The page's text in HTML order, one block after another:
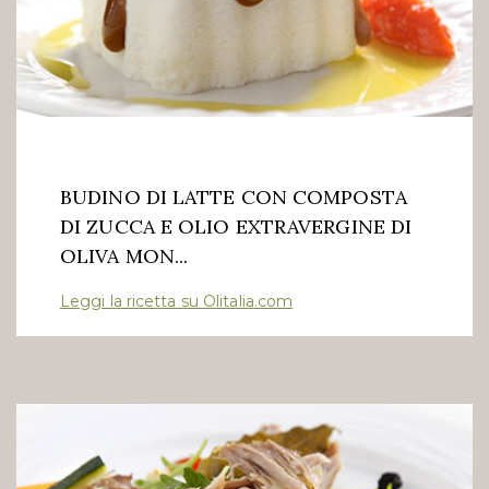
BUDINO DI LATTE CON COMPOSTA
DI ZUCCA E OLIO EXTRAVERGINE DI
OLIVA MON...
Leggi la ricetta su Olitalia.com